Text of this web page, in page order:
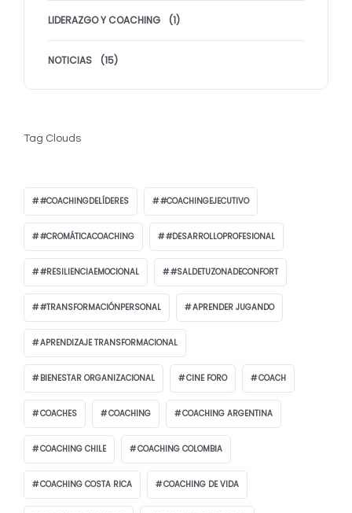
LIDERAZGO Y COACHING (1)
NOTICIAS (15)
Tag Clouds
#COACHINGDELÍDERES #COACHINGEJECUTIVO
#CROMÁTICACOACHING #DESARROLLOPROFESIONAL
#RESILIENCIAEMOCIONAL #SALDETUZONADECONFORT
#TRANSFORMACIÓNPERSONAL APRENDER JUGANDO
APRENDIZAJE TRANSFORMACIONAL
BIENESTAR ORGANIZACIONAL CINE FORO COACH
COACHES COACHING COACHING ARGENTINA
COACHING CHILE COACHING COLOMBIA
COACHING COSTA RICA COACHING DE VIDA